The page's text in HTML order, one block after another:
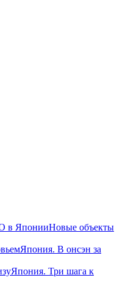
Новые объекты
Япония. В онсэн за
Япония. Три шага к